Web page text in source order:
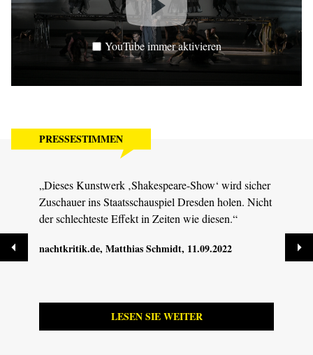
YouTube immer aktivieren
PRESSESTIMMEN
„Dieses Kunstwerk ‚Shakespeare-Show‘ wird sicher
Zuschauer ins Staatsschauspiel Dresden holen. Nicht
der schlechteste Effekt in Zeiten wie diesen.“
nachtkritik.de, Matthias Schmidt, 11.09.2022
LESEN SIE WEITER
MDR